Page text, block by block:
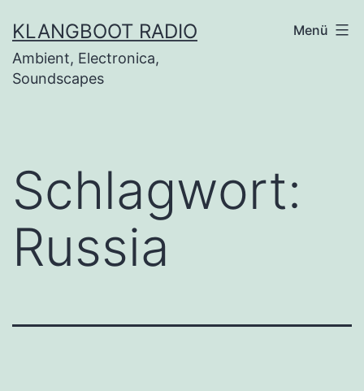
Inhalt
springen
KLANGBOOT RADIO
Ambient, Electronica,
Soundscapes
Menü
Schlagwort:
Russia